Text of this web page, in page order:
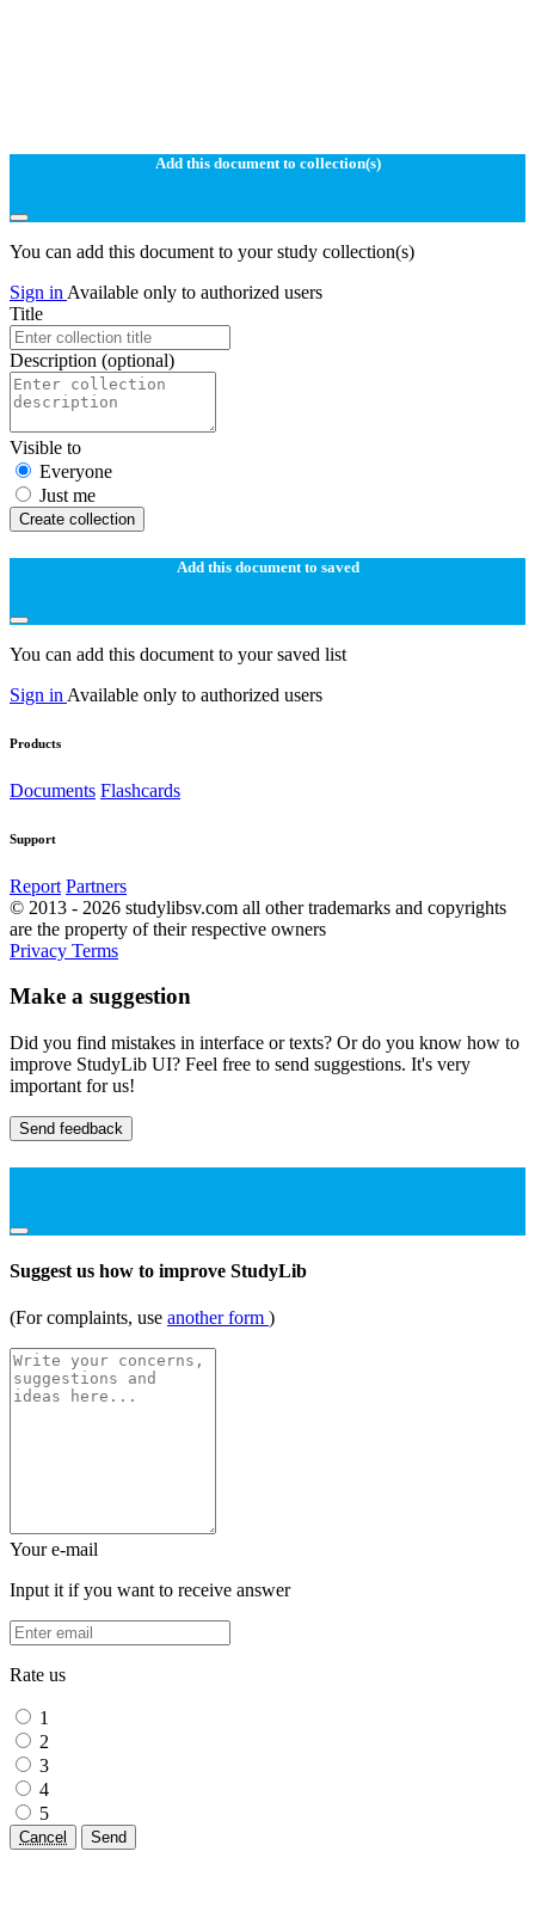
Add this document to collection(s)
You can add this document to your study collection(s)
Sign in Available only to authorized users
Title
Description (optional)
Visible to
Everyone
Just me
Create collection
Add this document to saved
You can add this document to your saved list
Sign in Available only to authorized users
Products
Documents Flashcards
Support
Report Partners
© 2013 - 2026 studylibsv.com all other trademarks and copyrights
are the property of their respective owners
Privacy Terms
Make a suggestion
Did you find mistakes in interface or texts? Or do you know how to
improve StudyLib UI? Feel free to send suggestions. It's very
important for us!
Send feedback
Suggest us how to improve StudyLib
(For complaints, use another form )
Your e-mail
Input it if you want to receive answer
Rate us
1
2
3
4
5
Cancel Send